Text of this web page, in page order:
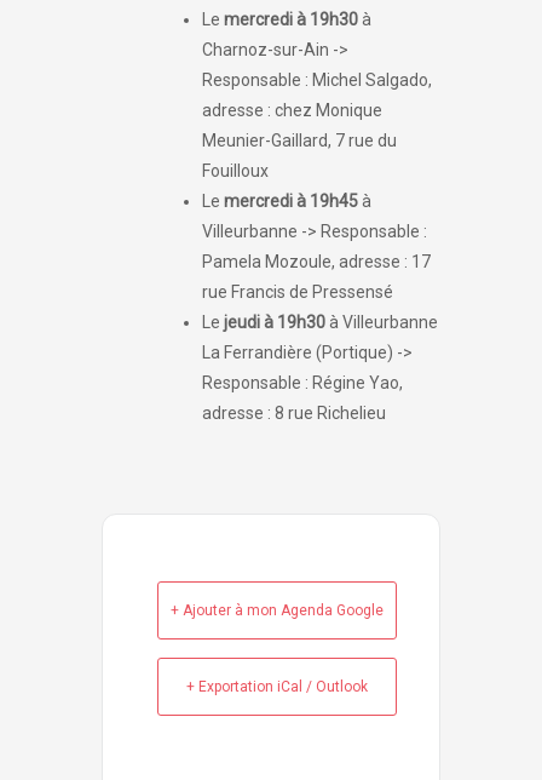
Lemercredià 19h30à
Charnoz-sur-Ain ->
Responsable : Michel Salgado,
adresse : chez Monique
Meunier-Gaillard, 7 rue du
Fouilloux
Lemercredi à 19h45à
Villeurbanne -> Responsable :
Pamela Mozoule, adresse : 17
rue Francis de Pressensé
Lejeudi à 19h30à Villeurbanne
La Ferrandière (Portique) ->
Responsable : Régine Yao,
adresse : 8 rue Richelieu
+ Ajouter à mon Agenda Google
+ Exportation iCal / Outlook